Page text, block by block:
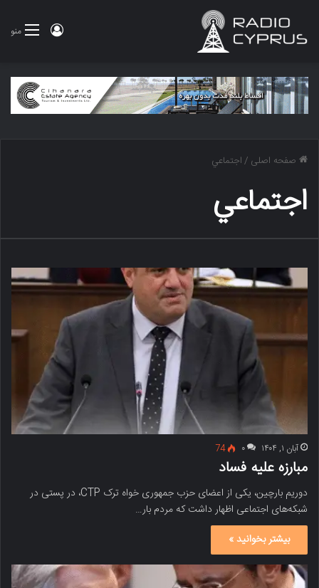
منو ورود
صفحه اصلی /اجتماعي
اجتماعي
آبان ۱, ۱۴۰۴ ۰ 74
مبارزه علیه فساد
دوریم بارچین، یکی از اعضای حزب جمهوری خواه ترک CTP، در پستی در
شبکه‌های اجتماعی اظهار داشت که مردم بار…
بیشتر بخوانید »